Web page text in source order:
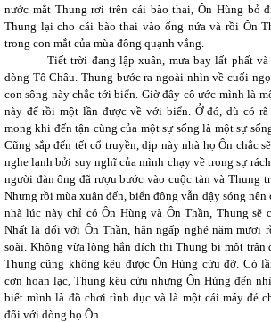
nước mắt Thung rơi trên cái bào thai, Ôn Hùng bỏ
Thung lại cho cái bào thai vào ống nứa và rồi Ôn
trong con mắt của mùa đông quạnh vắng.
Tiết trời đang lập xuân, mưa bay lất phất
dòng Tô Châu. Thung bước ra ngoài nhìn về cuối
con sông này chắc tới biển. Giờ đây cô ước mình là
này để rồi một lần được về với biển. Ở đó, dù có
mong khi đến tận cùng của một sự sống là một sự
Cũng sắp đến tết cổ truyền, dịp này nhà họ Ôn chắc
nghe lạnh bởi suy nghĩ của mình chạy về trong sự
người đàn ông đã rượu bước vào cuộc tàn và Thung
Nhưng rồi mùa xuân đến, biển đông vẫn dậy sóng
nhà lúc này chỉ có Ôn Hùng và Ôn Thần, Thung sẽ
Nhất là đối với Ôn Thần, hắn ngấp nghé năm mươi
soãi. Không vừa lòng hắn đích thị Thung bị một trận
Thung cũng không kêu được Ôn Hùng cứu đỡ. Có
cơn hoan lạc, Thung kêu cứu nhưng Ôn Hùng đến
biết mình là đồ chơi tình dục và là một cái máy đẻ
đối với dòng họ Ôn.